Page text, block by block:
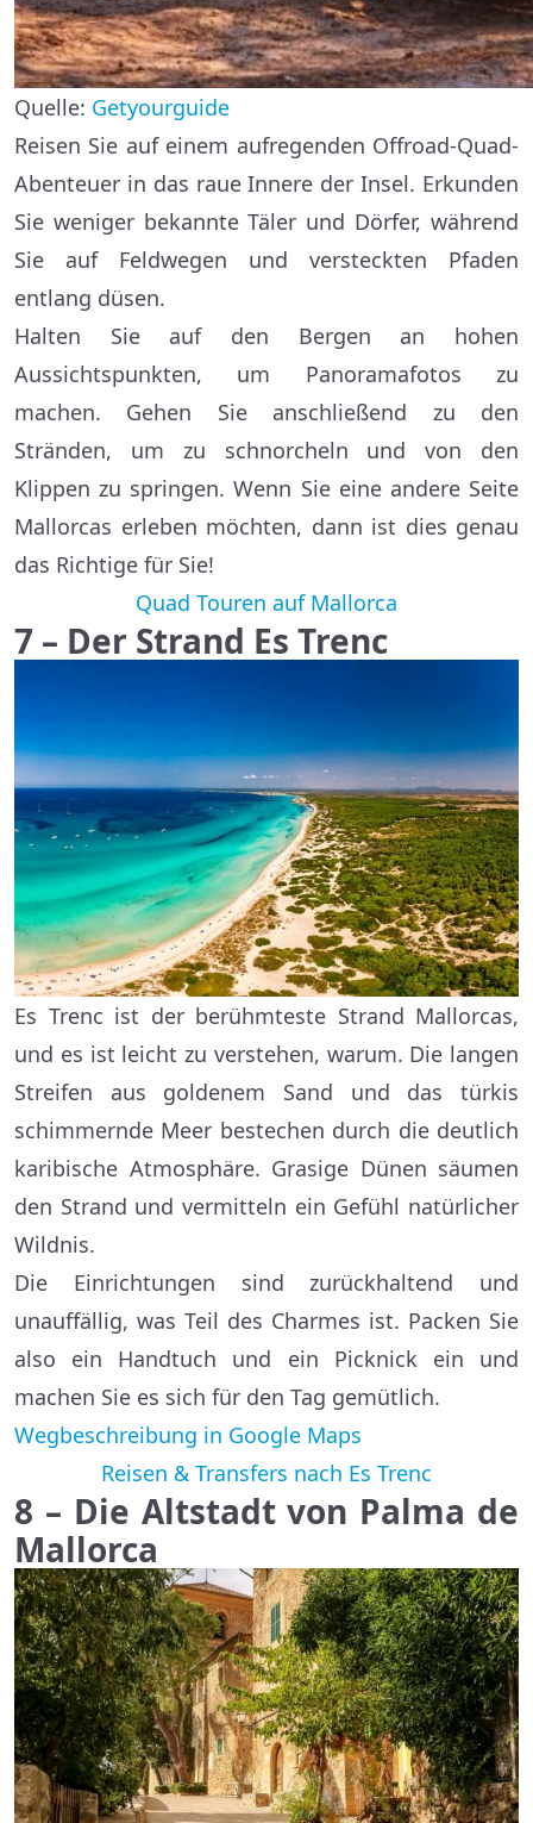
Quelle: Getyourguide
Reisen Sie auf einem aufregenden Offroad-Quad-
Abenteuer in das raue Innere der Insel. Erkunden
Sie weniger bekannte Täler und Dörfer, während
Sie auf Feldwegen und versteckten Pfaden
entlang düsen.
Halten Sie auf den Bergen an hohen
Aussichtspunkten, um Panoramafotos zu
machen. Gehen Sie anschließend zu den
Stränden, um zu schnorcheln und von den
Klippen zu springen. Wenn Sie eine andere Seite
Mallorcas erleben möchten, dann ist dies genau
das Richtige für Sie!
Quad Touren auf Mallorca
7 – Der Strand Es Trenc
Es Trenc ist der berühmteste Strand Mallorcas,
und es ist leicht zu verstehen, warum. Die langen
Streifen aus goldenem Sand und das türkis
schimmernde Meer bestechen durch die deutlich
karibische Atmosphäre. Grasige Dünen säumen
den Strand und vermitteln ein Gefühl natürlicher
Wildnis.
Die Einrichtungen sind zurückhaltend und
unauffällig, was Teil des Charmes ist. Packen Sie
also ein Handtuch und ein Picknick ein und
machen Sie es sich für den Tag gemütlich.
Wegbeschreibung in Google Maps
Reisen & Transfers nach Es Trenc
8 – Die Altstadt von Palma de
Mallorca